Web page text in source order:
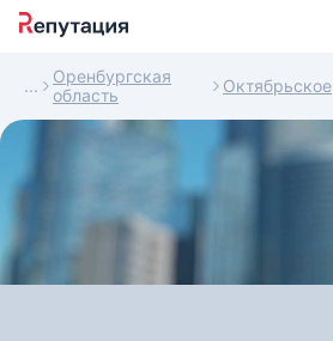
Оренбургская
область
Октябрьское